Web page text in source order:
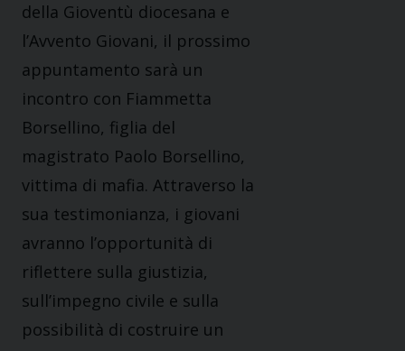
della Gioventù diocesana e
l’Avvento Giovani, il prossimo
appuntamento sarà un
incontro con Fiammetta
Borsellino, figlia del
magistrato Paolo Borsellino,
vittima di mafia. Attraverso la
sua testimonianza, i giovani
avranno l’opportunità di
riflettere sulla giustizia,
sull’impegno civile e sulla
possibilità di costruire un